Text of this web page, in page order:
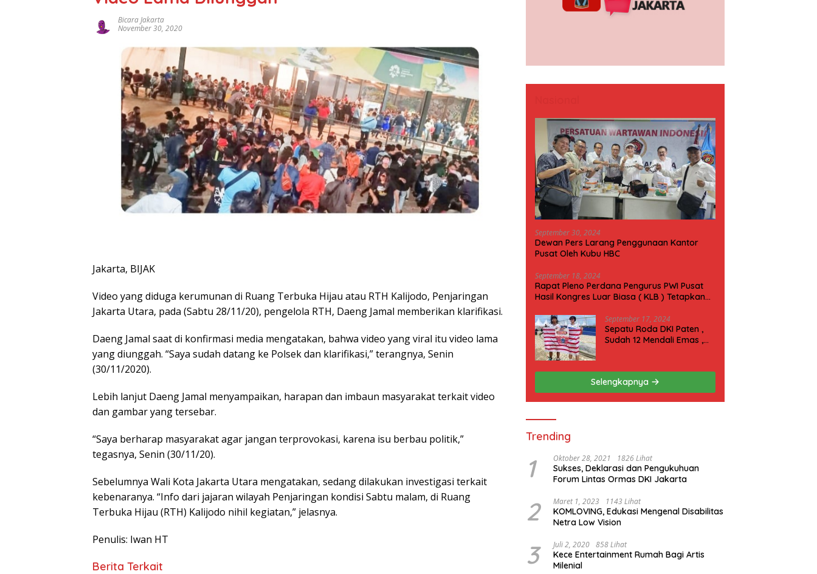
Bicara Jakarta
November 30, 2020
Jakarta, BIJAK
Video yang diduga kerumunan di Ruang Terbuka Hijau atau RTH Kalijodo, Penjaringan
Jakarta Utara, pada (Sabtu 28/11/20), pengelola RTH, Daeng Jamal memberikan klarifikasi.
Daeng Jamal saat di konfirmasi media mengatakan, bahwa video yang viral itu video lama
yang diunggah. “Saya sudah datang ke Polsek dan klarifikasi,” terangnya, Senin
(30/11/2020).
Lebih lanjut Daeng Jamal menyampaikan, harapan dan imbaun masyarakat terkait video
dan gambar yang tersebar.
“Saya berharap masyarakat agar jangan terprovokasi, karena isu berbau politik,”
tegasnya, Senin (30/11/20).
Sebelumnya Wali Kota Jakarta Utara mengatakan, sedang dilakukan investigasi terkait
kebenaranya. “Info dari jajaran wilayah Penjaringan kondisi Sabtu malam, di Ruang
Terbuka Hijau (RTH) Kalijodo nihil kegiatan,” jelasnya.
Penulis: Iwan HT
Berita Terkait
September 30, 2024
Dewan Pers Larang Penggunaan Kantor
Pusat Oleh Kubu HBC
September 18, 2024
Rapat Pleno Perdana Pengurus PWI Pusat
Hasil Kongres Luar Biasa ( KLB ) Tetapkan
September 17, 2024
Sepatu Roda DKI Paten ,
Sudah 12 Mendali Emas ,
Selengkapnya
Trending
1 Oktober 28, 2021 1826 Lihat
Sukses, Deklarasi dan Pengukuhuan
Forum Lintas Ormas DKI Jakarta
2 Maret 1, 2023 1143 Lihat
KOMLOVING, Edukasi Mengenal Disabilitas
Netra Low Vision
3 Juli 2, 2020 858 Lihat
Kece Entertainment Rumah Bagi Artis
Milenial